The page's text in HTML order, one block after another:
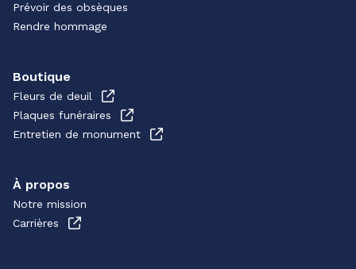
Prévoir des obsèques
Rendre hommage
Boutique
Fleurs de deuil
Plaques funéraires
Entretien de monument
À propos
Notre mission
Carrières